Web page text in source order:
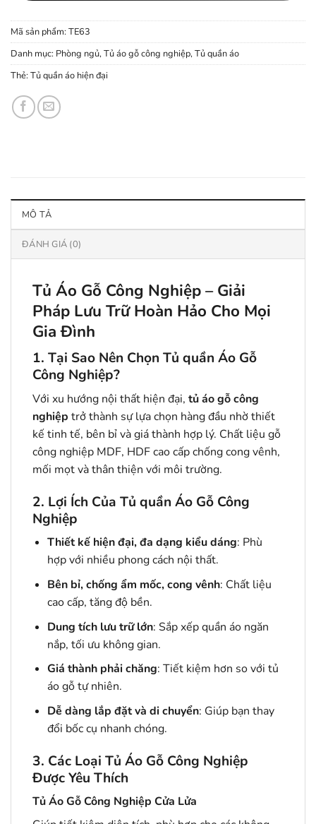
Mã sản phẩm: TE63
Danh mục: Phòng ngủ,Tủ áo gỗ công nghiệp,Tủ quần áo
Thẻ: Tủ quần áo hiện đại
MÔ TẢ
ĐÁNH GIÁ (0)
Tủ Áo Gỗ Công Nghiệp – Giải
Pháp Lưu Trữ Hoàn Hảo Cho Mọi
Gia Đình
1. Tại Sao Nên Chọn Tủ quần Áo Gỗ
Công Nghiệp?
Với xu hướng nội thất hiện đại, tủ áo gỗ công
nghiệp trở thành sự lựa chọn hàng đầu nhờ thiết
kế tinh tế, bên bỉ và giá thành hợp lý. Chất liệu gỗ
công nghiệp MDF, HDF cao cấp chống cong vênh,
mối mọt và thân thiện với môi trường.
2. Lợi Ích Của Tủ quần Áo Gỗ Công
Nghiệp
Thiết kế hiện đại, đa dạng kiểu dáng: Phù
hợp với nhiều phong cách nội thất.
Bên bỉ, chống ẩm mốc, cong vênh: Chất liệu
cao cấp, tăng độ bền.
Dung tích lưu trữ lớn: Sắp xếp quần áo ngăn
nắp, tối ưu không gian.
Giá thành phải chăng: Tiết kiệm hơn so với tủ
áo gỗ tự nhiên.
Dễ dàng lắp đặt và di chuyển: Giúp bạn thay
đổi bốc cụ nhanh chóng.
3. Các Loại Tủ Áo Gỗ Công Nghiệp
Được Yêu Thích
Tủ Áo Gỗ Công Nghiệp Cửa Lửa